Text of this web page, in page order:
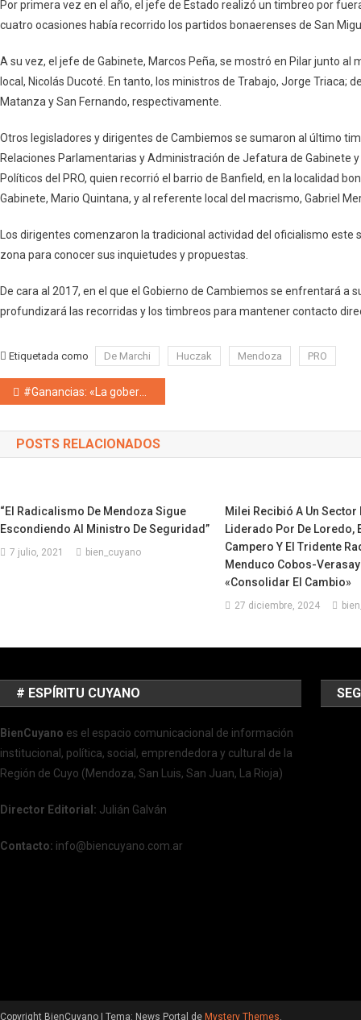
Por primera vez en el año, el jefe de Estado realizó un timbreo por
cuatro ocasiones había recorrido los partidos bonaerenses de San
A su vez, el jefe de Gabinete, Marcos Peña, se mostró en Pilar junto
local, Nicolás Ducoté. En tanto, los ministros de Trabajo, Jorge Triaca;
Matanza y San Fernando, respectivamente.
Otros legisladores y dirigentes de Cambiemos se sumaron al último
Relaciones Parlamentarias y Administración de Jefatura de Gabinete
Políticos del PRO, quien recorrió el barrio de Banfield, en la localidad
Gabinete, Mario Quintana, y al referente local del macrismo, Gabriel
Los dirigentes comenzaron la tradicional actividad del oficialismo
zona para conocer sus inquietudes y propuestas.
De cara al 2017, en el que el Gobierno de Cambiemos se enfrentará a
profundizará las recorridas y los timbreos para mantener contacto
Etiquetada como De Marchi Huczak Mendoza PRO
Navegación de entradas
#Ganancias: «La gobernabilidad no es un obsequio gracioso de algún dirigente opositor». Columna de opinión de la senadora Pamela Verasay
POSTS RELACIONADOS
“El Radicalismo De Mendoza Sigue
Escondiendo Al Ministro De Seguridad”
7 julio, 2021 bien_cuyano
Milei Recibió A Un Sector
Liderado Por De Loredo,
Campero Y El Tridente
Menduco Cobos-
«consolidar El Cambio»
27 diciembre, 2024
# ESPÍRITU CUYANO
BienCuyano es el espacio comunicacional de información
institucional, política, social, emprendedora y cultural de la
Región de Cuyo (Mendoza, San Luis, San Juan, La Rioja)
Director Editorial: Julián Galván
Contacto: info@biencuyano.com.ar
Copyright BienCuyano | Tema: News Portal de Mystery Themes